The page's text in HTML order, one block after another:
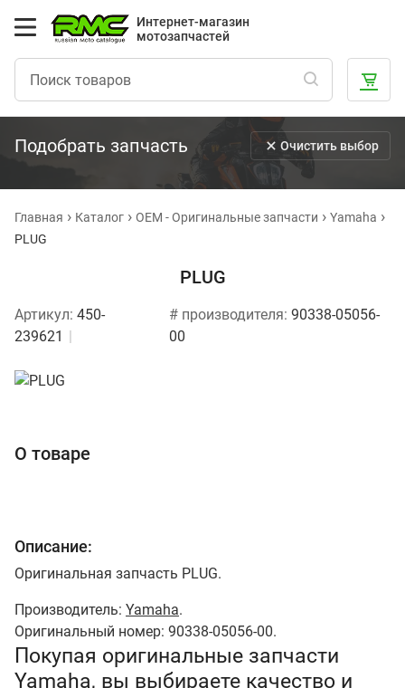
Интернет-магазин
мотозапчастей
Подобрать запчасть Очистить выбор
Главная Каталог OEM - Оригинальные запчасти
Yamaha
PLUG
PLUG
Артикул: 450-
239621
# производителя: 90338-05056-
00
О товаре
Описание:
Оригинальная запчасть PLUG.
Производитель: Yamaha.
Оригинальный номер: 90338-05056-00.
Покупая оригинальные запчасти
Yamaha, вы выбираете качество и